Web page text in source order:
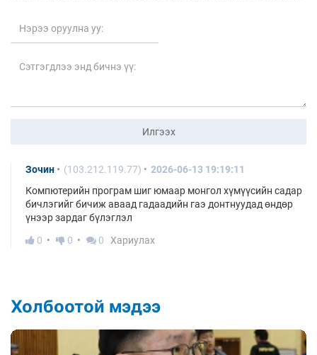
Илгээх
Зочин (103.212.119.77)
2026-06-13 19:19:11
Компютерийн програм шиг юмаар монгол хүмүүсийн садар
бичлэгийг бичиж аваад гадаадийн гаэ донтнуудад өндөр
үнээр зардаг бүлэглэл
0
0 0 Хариулах
Холбоотой мэдээ